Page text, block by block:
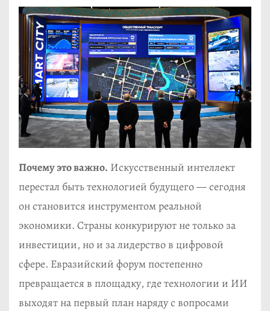
Почему это важно. Искусственный интеллект
перестал быть технологией будущего — сегодня
он становится инструментом реальной
экономики. Страны конкурируют не только за
инвестиции, но и за лидерство в цифровой
сфере. Евразийский форум постепенно
превращается в площадку, где технологии и ИИ
выходят на первый план наряду с вопросами